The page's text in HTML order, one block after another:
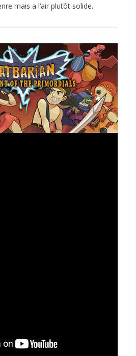
mais a l’air plutôt solide.